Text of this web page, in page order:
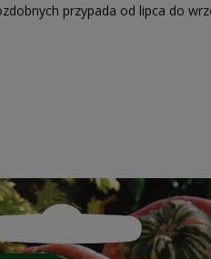
przypada od lipca do